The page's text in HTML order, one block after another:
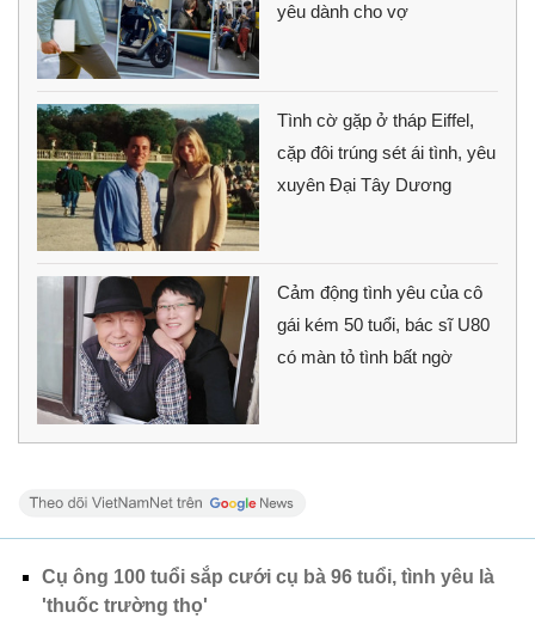
yêu dành cho vợ
Tình cờ gặp ở tháp Eiffel,
cặp đôi trúng sét ái tình, yêu
xuyên Đại Tây Dương
Cảm động tình yêu của cô
gái kém 50 tuổi, bác sĩ U80
có màn tỏ tình bất ngờ
Cụ ông 100 tuổi sắp cưới cụ bà 96 tuổi, tình yêu là
'thuốc trường thọ'